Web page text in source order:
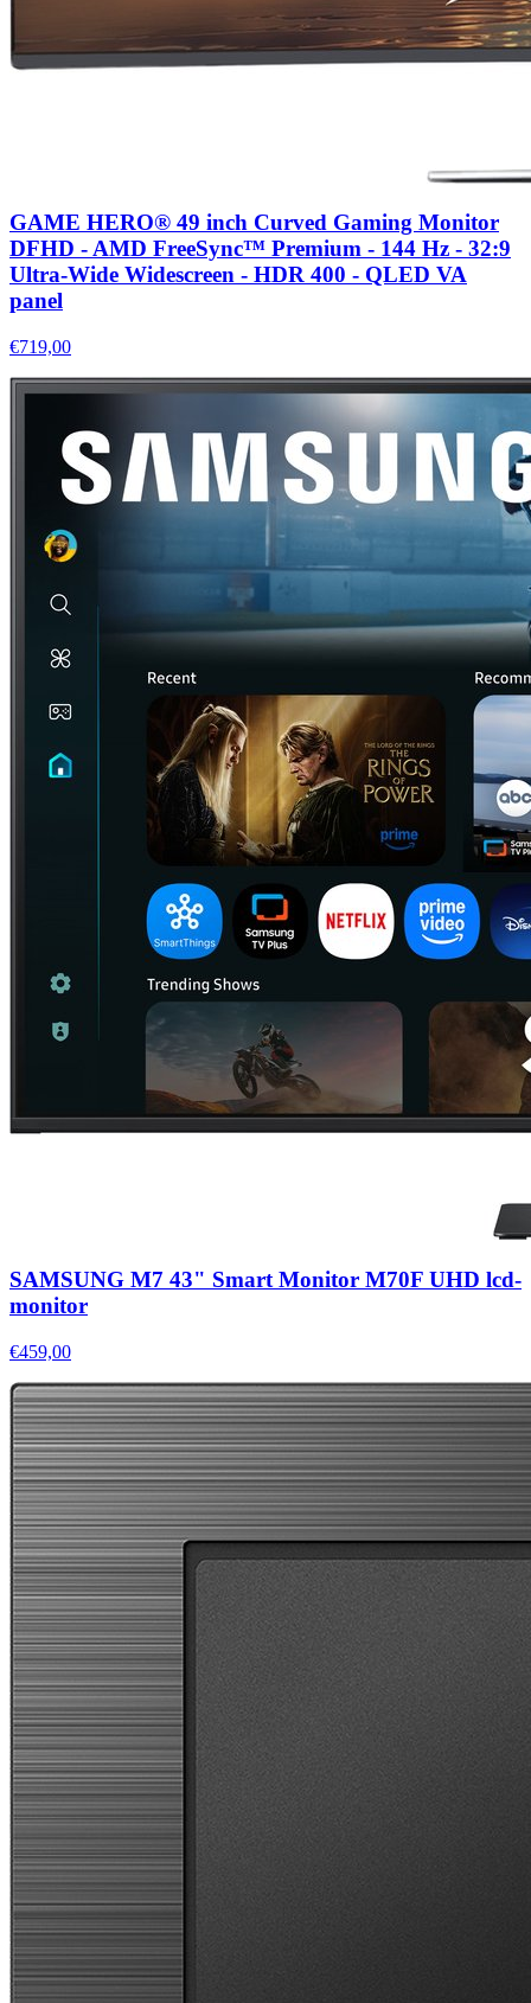
GAME HERO® 49 inch Curved Gaming Monitor
DFHD - AMD FreeSync™ Premium - 144 Hz - 32:9
Ultra-Wide Widescreen - HDR 400 - QLED VA
panel
€719,00
SAMSUNG M7 43" Smart Monitor M70F UHD lcd-
monitor
€459,00